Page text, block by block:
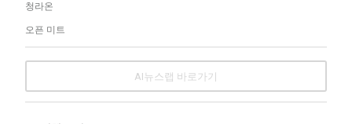
청라온
오픈 미트
AI뉴스랩 바로가기